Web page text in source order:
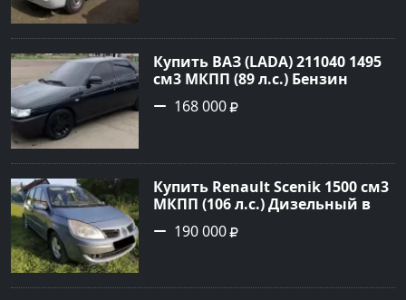
Авторынок23
Купить ВАЗ (LADA) 211040 1495
см3 МКПП (89 л.с.) Бензин
инжектор в Краснодвр: цвет
Черный Седан 2007 года по
Авторынок23
168 000
Купить Renault Scenik 1500 см3
МКПП (106 л.с.) Дизельный в
Белореченск: цвет Голубой
Универсал 2007 года по цене
190 000